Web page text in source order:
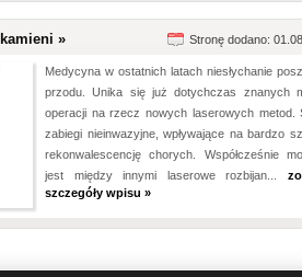
» Stronę dodano:
Medycyna w ostatnich latach niesłychanie
przodu. Unika się już dotychczas znanych
operacji na rzecz nowych laserowych metod.
zabiegi nieinwazyjne, wpływające na bardzo
rekonwalescencję chorych. Współcześnie
jest między innymi laserowe rozbijan...
szczegóły wpisu »